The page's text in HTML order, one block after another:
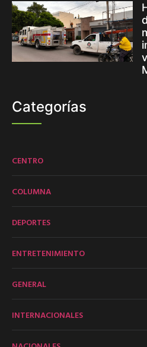
Categorías
CENTRO
COLUMNA
DEPORTES
ENTRETENIMIENTO
GENERAL
INTERNACIONALES